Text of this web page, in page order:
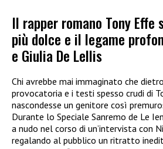
Il rapper romano Tony
più dolce e il legame
e Giulia De Lellis
Chi avrebbe mai immaginato che
provocatoria e i testi spesso crudi di
nascondesse un genitore così
Durante lo Speciale Sanremo de Le
a nudo nel corso di un’intervista con
regalando al pubblico un ritratto